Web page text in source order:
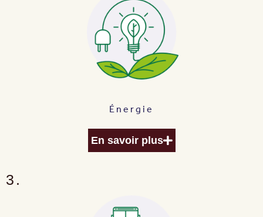
Énergie
En savoir plus
3.